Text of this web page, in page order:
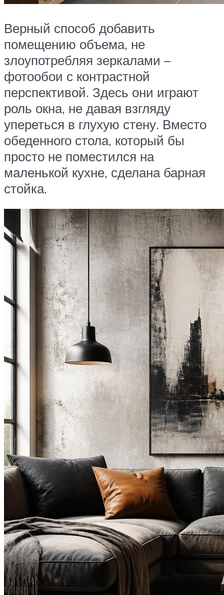
Верный способ добавить
помещению объема, не
злоупотребляя зеркалами –
фотообои с контрастной
перспективой. Здесь они играют
роль окна, не давая взгляду
упереться в глухую стену. Вместо
обеденного стола, который бы
просто не поместился на
маленькой кухне, сделана барная
стойка.